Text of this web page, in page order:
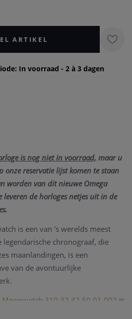
ARTIKEL
In voorraad - 2 à 3 dagen
is nog niet in voorraad, maar u
onze reservatie lijst komen te staan
worden van dit nieuwe Omega
leveren de horloges netjes uit in de
is een van 's werelds meest
chronograaf, die
maanlandingen, is een
van de avontuurlijke
Moonwatch 310.32.42.50.01.002 is
kalfleder armband met vijf